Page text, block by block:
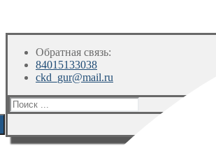
Обратная связь:
84015133038
ckd_gur@mail.ru
Искать: